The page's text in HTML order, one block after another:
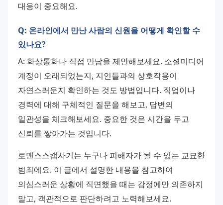
대응이 중요해요.
Q: 온라인에서 만난 사람의 신원을 어떻게 확인할 수
있나요?
A: 화상통화나 직접 만남을 제안해보세요. 소셜미디어
계정이 오래되었는지, 지인들과의 상호작용이
자연스러운지 확인하는 것도 방법입니다. 직업이나
경력에 대해 구체적인 질문을 해보고, 답변의
일관성을 체크해보세요. 중요한 것은 시간을 두고
신뢰를 쌓아가는 것입니다.
로맨스스캠사기는 누구나 피해자가 될 수 있는 교묘한
범죄에요. 이 글에서 설명한 내용을 참고하여
의심스러운 상황에 직면했을 때는 감정에만 의존하지
말고, 객관적으로 판단하려고 노력해보세요.